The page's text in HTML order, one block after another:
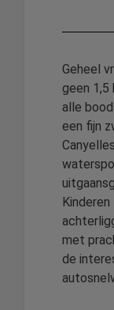
Geheel
geen 1,5
alle
een fijn
met
de